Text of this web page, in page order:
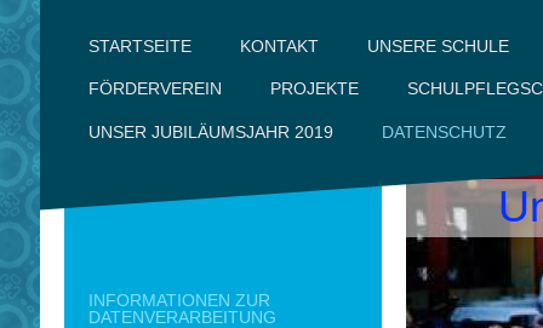
STARTSEITE KONTAKT UNSERE SCHULE
FÖRDERVEREIN PROJEKTE
UNSER JUBILÄUMSJAHR 2019 DATENSCHUTZ
INFORMATIONEN ZUR
DATENVERARBEITUNG